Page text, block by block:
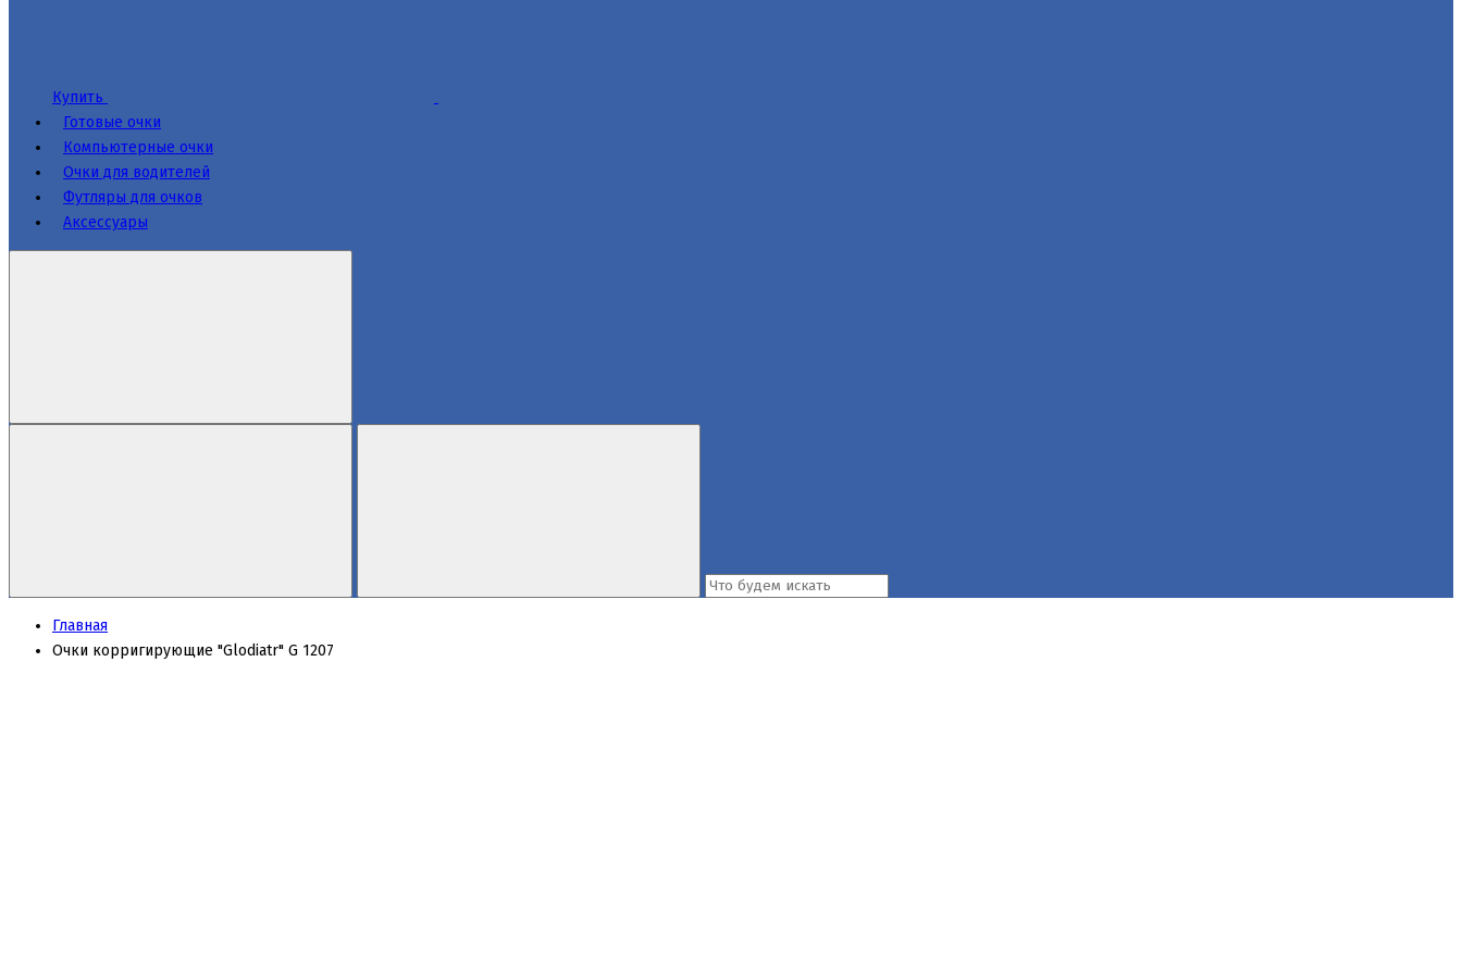
Купить
Готовые очки
Компьютерные очки
Очки для водителей
Футляры для очков
Аксессуары
Главная
Очки корригирующие "Glodiatr" G 1207